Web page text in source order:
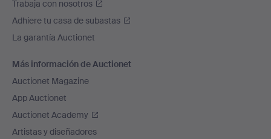
Trabaja con nosotros
Adhiere tu casa de subastas
La garantía Auctionet
Más información de Auctionet
Auctionet Magazine
App Auctionet
Auctionet Academy
Artistas y diseñadores